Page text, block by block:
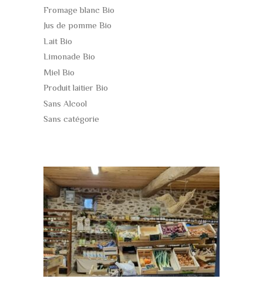
Fromage blanc Bio
Jus de pomme Bio
Lait Bio
Limonade Bio
Miel Bio
Produit laitier Bio
Sans Alcool
Sans catégorie